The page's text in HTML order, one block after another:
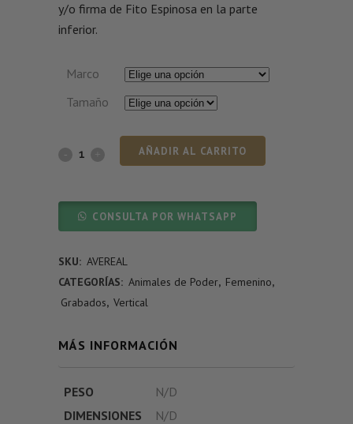
y/o firma de Fito Espinosa en la parte
inferior.
Marco
Tamaño
AÑADIR AL CARRITO
CONSULTA POR WHATSAPP
SKU: AVEREAL
CATEGORÍAS: Animales de Poder, Femenino,
Grabados, Vertical
MÁS INFORMACIÓN
PESO
N/D
DIMENSIONES
N/D